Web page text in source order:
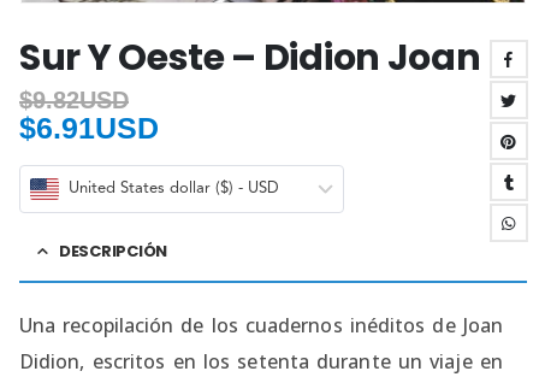
Sur Y Oeste – Didion Joan
$9.82USD
$6.91USD
United States dollar ($) - USD
DESCRIPCIÓN
Una recopilación de los cuadernos inéditos de Joan
Didion, escritos en los setenta durante un viaje en